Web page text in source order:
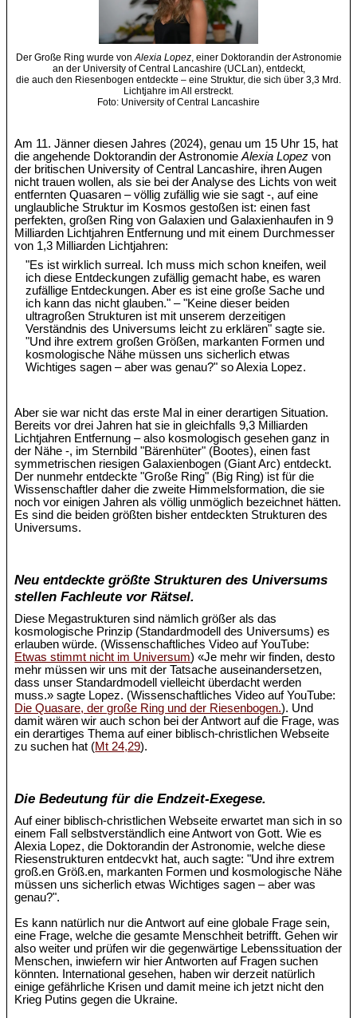
Der Große Ring wurde von Alexia Lopez, einer Doktorandin der Astronomie
an der University of Central Lancashire (UCLan), entdeckt,
die auch den Riesenbogen entdeckte – eine Struktur, die sich über 3,3 Mrd.
Lichtjahre im All erstreckt.
Foto: University of Central Lancashire
Am 11. Jänner diesen Jahres (2024), genau um 15 Uhr 15, hat
die angehende Doktorandin der AstronomieAlexia Lopez von
der britischen University of Central Lancashire, ihren Augen
nicht trauen wollen, als sie bei der Analyse des Lichts von weit
entfernten Quasaren – völlig zufällig wie sie sagt -, auf eine
unglaubliche Struktur im Kosmos gestoßen ist: einen fast
perfekten, großen Ring von Galaxien und Galaxienhaufen in 9
Milliarden Lichtjahren Entfernung und mit einem Durchmesser
von 1,3 Milliarden Lichtjahren:
"Es ist wirklich surreal. Ich muss mich schon kneifen, weil
ich diese Entdeckungen zufällig gemacht habe, es waren
zufällige Entdeckungen. Aber es ist eine große Sache und
ich kann das nicht glauben." – "Keine dieser beiden
ultragroßen Strukturen ist mit unserem derzeitigen
Verständnis des Universums leicht zu erklären" sagte sie.
"Und ihre extrem großen Größen, markanten Formen und
kosmologische Nähe müssen uns sicherlich etwas
Wichtiges sagen – aber was genau?" so Alexia Lopez.
Aber sie war nicht das erste Mal in einer derartigen Situation.
Bereits vor drei Jahren hat sie in gleichfalls 9,3 Milliarden
Lichtjahren Entfernung – also kosmologisch gesehen ganz in
der Nähe -, im Sternbild "Bärenhüter" (Bootes), einen fast
symmetrischen riesigen Galaxienbogen (Giant Arc) entdeckt.
Der nunmehr entdeckte "Große Ring" (Big Ring) ist für die
Wissenschaftler daher die zweite Himmelsformation, die sie
noch vor einigen Jahren als völlig unmöglich bezeichnet hätten.
Es sind die beiden größten bisher entdeckten Strukturen des
Universums.
Neu entdeckte größte Strukturen des Universums
stellen Fachleute vor Rätsel.
Diese Megastrukturen sind nämlich größer als das
kosmologische Prinzip (Standardmodell des Universums) es
erlauben würde. (Wissenschaftliches Video auf YouTube:
Etwas stimmt nicht im Universum) «Je mehr wir finden, desto
mehr müssen wir uns mit der Tatsache auseinandersetzen,
dass unser Standardmodell vielleicht überdacht werden
muss.» sagte Lopez. (Wissenschaftliches Video auf YouTube:
Die Quasare, der große Ring und der Riesenbogen.). Und
damit wären wir auch schon bei der Antwort auf die Frage, was
ein derartiges Thema auf einer biblisch-christlichen Webseite
zu suchen hat (Mt 24,29).
Die Bedeutung für die Endzeit-Exegese.
Auf einer biblisch-christlichen Webseite erwartet man sich in so
einem Fall selbstverständlich eine Antwort von Gott. Wie es
Alexia Lopez, die Doktorandin der Astronomie, welche diese
Riesenstrukturen entdecvkt hat, auch sagte: "Und ihre extrem
groß.en Größ.en, markanten Formen und kosmologische Nähe
müssen uns sicherlich etwas Wichtiges sagen – aber was
genau?".
Es kann natürlich nur die Antwort auf eine globale Frage sein,
eine Frage, welche die gesamte Menschheit betrifft. Gehen wir
also weiter und prüfen wir die gegenwärtige Lebenssituation der
Menschen, inwiefern wir hier Antworten auf Fragen suchen
könnten. International gesehen, haben wir derzeit natürlich
einige gefährliche Krisen und damit meine ich jetzt nicht den
Krieg Putins gegen die Ukraine.